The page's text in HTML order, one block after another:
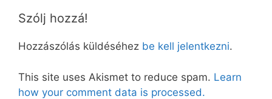
Szólj hozzá!
Hozzászólás küldéséhez be kell jelentkezni.
This site uses Akismet to reduce spam. Learn
how your comment data is processed.